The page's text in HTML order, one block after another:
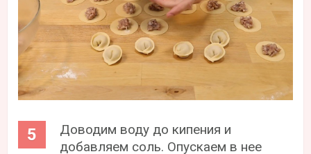
Доводим воду до кипения и
добавляем соль. Опускаем в нее